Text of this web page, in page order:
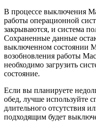
В процессе выключения
работы операционной
закрываются, и система
Сохраненные данные
выключенном состоянии
возобновления работы
необходимо загрузить
состояние.
Если вы планируете
обед, лучше используйте
длительного отсутствия
подходящим будет